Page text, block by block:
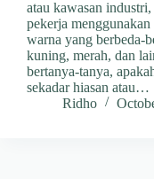
atau kawasan
pekerja
warna yang berbeda-
kuning, merah, dan
bertanya-tanya,
sekadar hiasan atau…
Ridho